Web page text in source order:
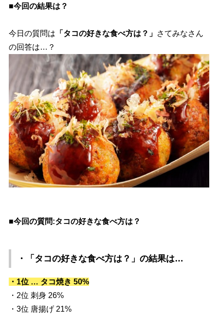
■今回の結果は？
今日の質問は 「タコの好きな食べ方は？」 さてみなさん
の回答は…？
■今回の質問:タコの好きな食べ方は？
・「タコの好きな食べ方は？」 の結果は…
・1位 … タコ焼き 50%
・2位 刺身 26%
・3位 唐揚げ 21%